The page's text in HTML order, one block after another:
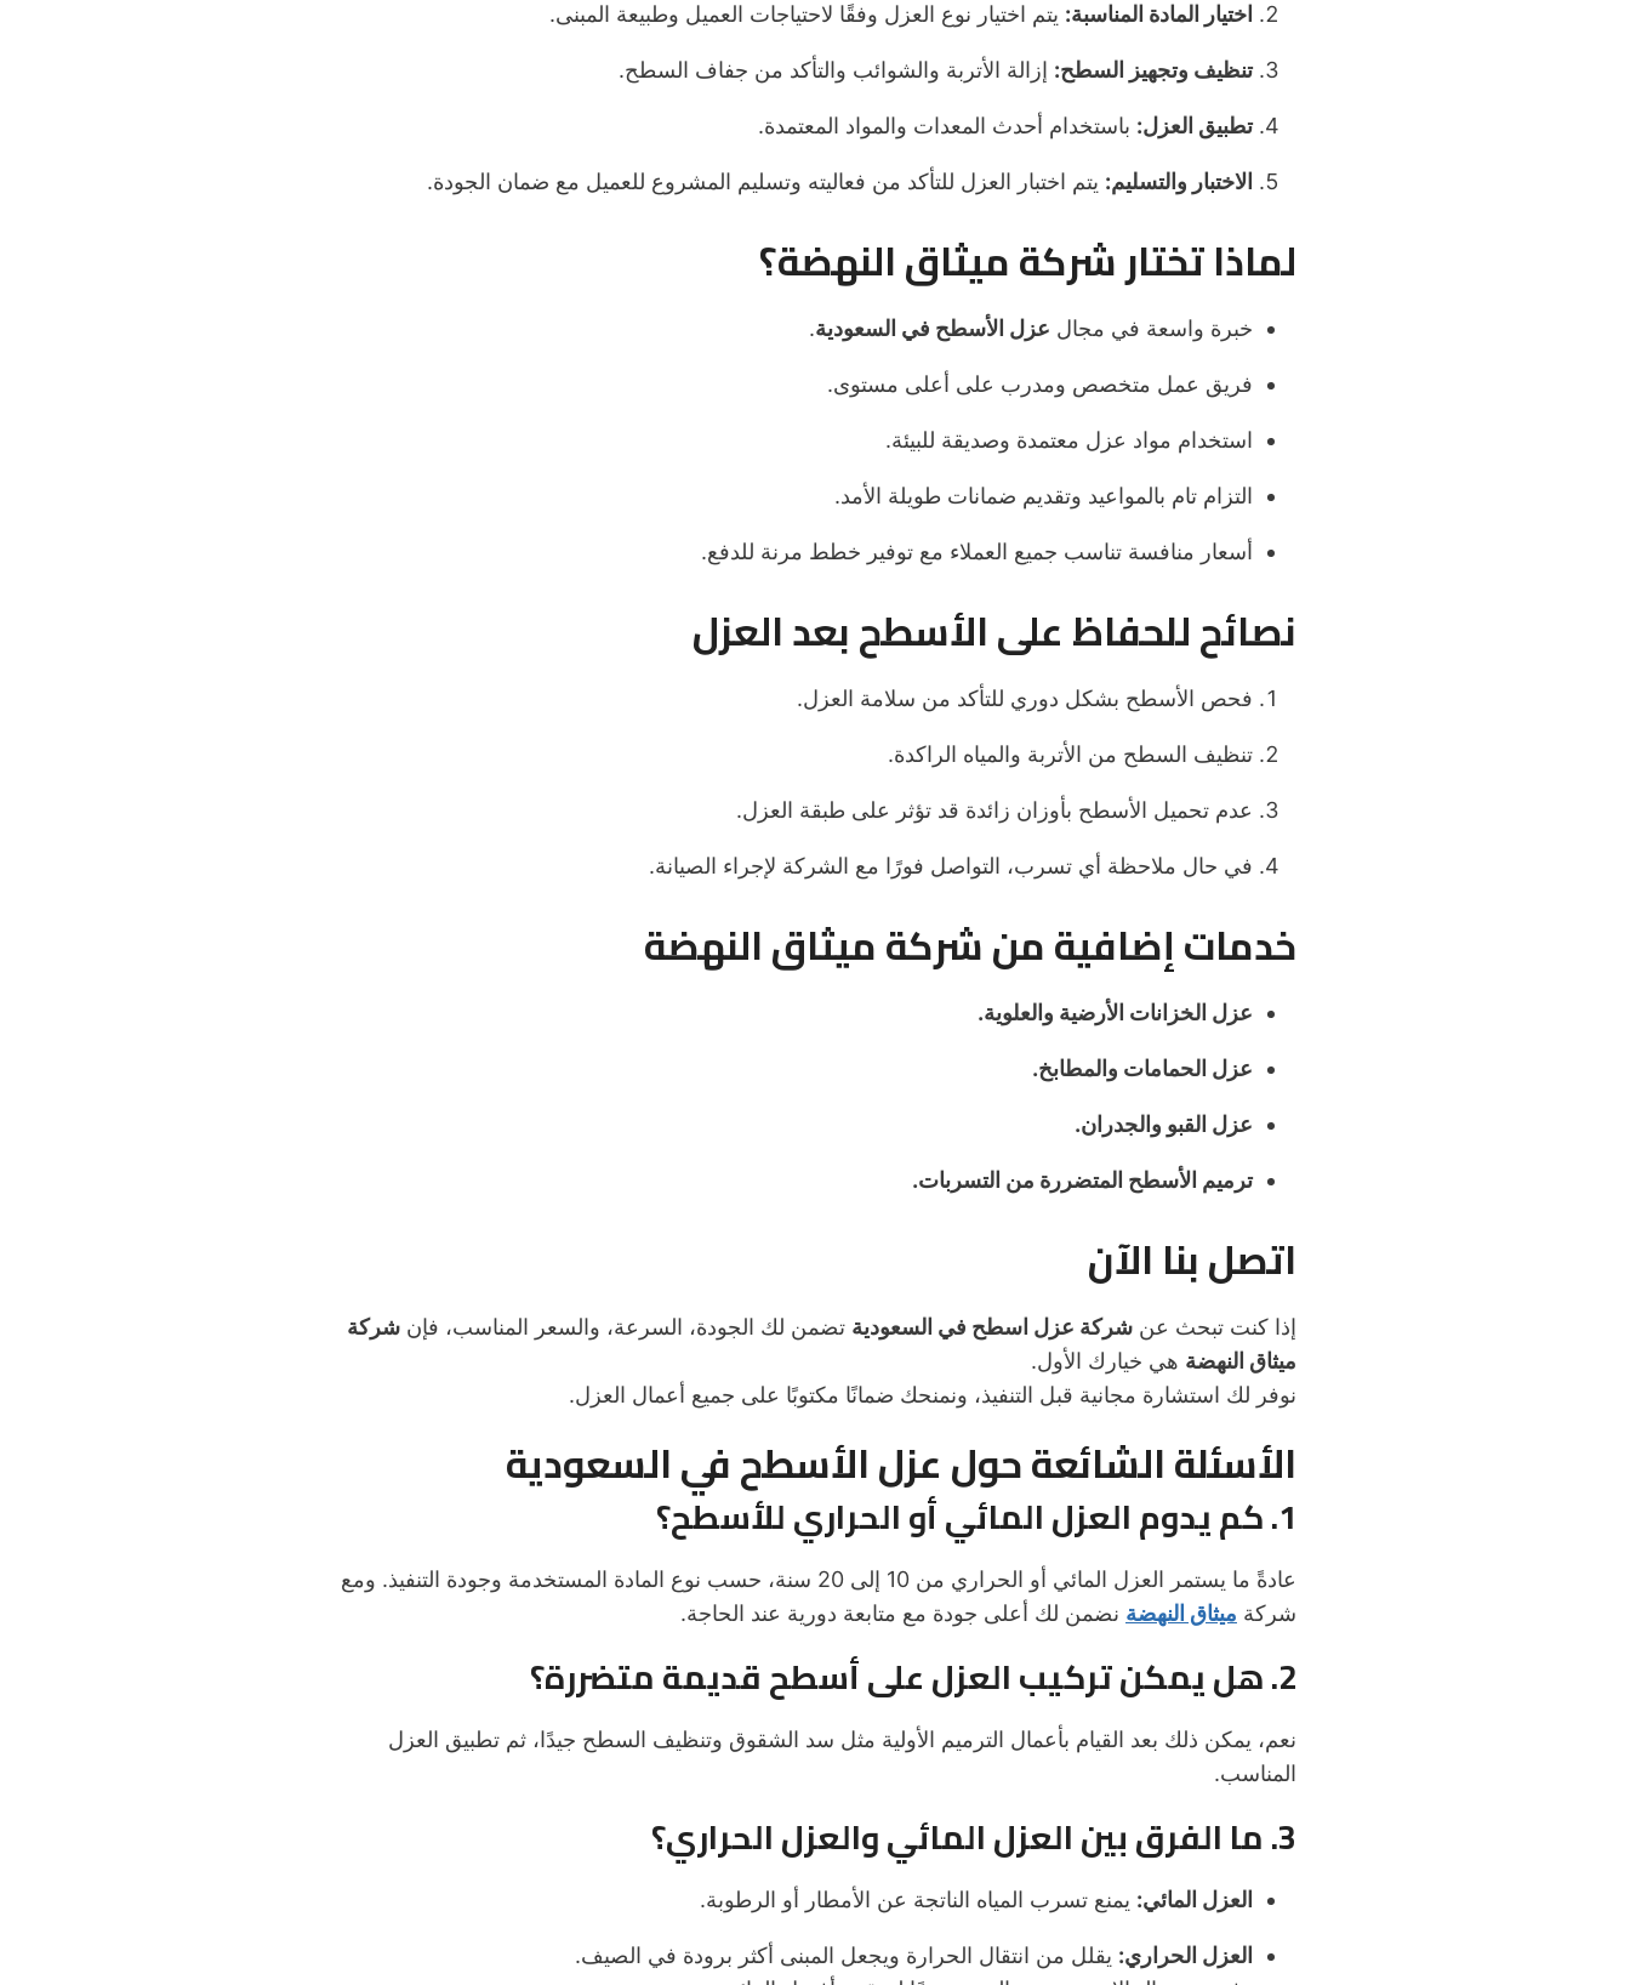
اختيار المادة المناسبة: يتم اختيار نوع العزل وفقًا لاحتياجات العميل وطبيعة المبنى.
تنظيف وتجهيز السطح: إزالة الأتربة والشوائب والتأكد من جفاف السطح.
تطبيق العزل: باستخدام أحدث المعدات والمواد المعتمدة.
الاختبار والتسليم: يتم اختبار العزل للتأكد من فعاليته وتسليم المشروع للعميل مع ضمان الجودة.
لماذا تختار شركة ميثاق النهضة؟
خبرة واسعة في مجال عزل الأسطح في السعودية.
فريق عمل متخصص ومدرب على أعلى مستوى.
استخدام مواد عزل معتمدة وصديقة للبيئة.
التزام تام بالمواعيد وتقديم ضمانات طويلة الأمد.
أسعار منافسة تناسب جميع العملاء مع توفير خطط مرنة للدفع.
نصائح للحفاظ على الأسطح بعد العزل
فحص الأسطح بشكل دوري للتأكد من سلامة العزل.
تنظيف السطح من الأتربة والمياه الراكدة.
عدم تحميل الأسطح بأوزان زائدة قد تؤثر على طبقة العزل.
في حال ملاحظة أي تسرب، التواصل فورًا مع الشركة لإجراء الصيانة.
خدمات إضافية من شركة ميثاق النهضة
عزل الخزانات الأرضية والعلوية.
عزل الحمامات والمطابخ.
عزل القبو والجدران.
ترميم الأسطح المتضررة من التسربات.
اتصل بنا الآن
إذا كنت تبحث عن شركة عزل اسطح في السعودية تضمن لك الجودة، السرعة، والسعر المناسب، فإن شركة
ميثاق النهضة هي خيارك الأول.
نوفر لك استشارة مجانية قبل التنفيذ، ونمنحك ضمانًا مكتوبًا على جميع أعمال العزل.
الأسئلة الشائعة حول عزل الأسطح في السعودية
1. كم يدوم العزل المائي أو الحراري للأسطح؟
عادةً ما يستمر العزل المائي أو الحراري من 10 إلى 20 سنة، حسب نوع المادة المستخدمة وجودة التنفيذ. ومع
شركة ميثاق النهضة نضمن لك أعلى جودة مع متابعة دورية عند الحاجة.
2. هل يمكن تركيب العزل على أسطح قديمة متضررة؟
نعم، يمكن ذلك بعد القيام بأعمال الترميم الأولية مثل سد الشقوق وتنظيف السطح جيدًا، ثم تطبيق العزل
المناسب.
3. ما الفرق بين العزل المائي والعزل الحراري؟
العزل المائي: يمنع تسرب المياه الناتجة عن الأمطار أو الرطوبة.
العزل الحراري: يقلل من انتقال الحرارة ويجعل المبنى أكثر برودة في الصيف.